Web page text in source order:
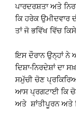
ਪਾਰਦਰਸ਼ਤਾ ਅਤੇ
ਕਿ ਹਰੇਕ ਉਮੀਦਵਾਰ
ਤਾਂ ਜੋ ਭਵਿੱਖ ਵਿੱਚ
ਇਸ ਦੌਰਾਨ ਉਨ੍ਹਾਂ ਨੇ
ਦਿਸ਼ਾ-ਨਿਰਦੇਸ਼ਾਂ ਦਾ
ਸਮੁੱਚੀ ਚੋਣ
ਆਸ ਪ੍ਰਗਟਾਈ ਕਿ
ਅਤੇ ਸ਼ਾਂਤੀਪੂਰਨ ਅਤੇ